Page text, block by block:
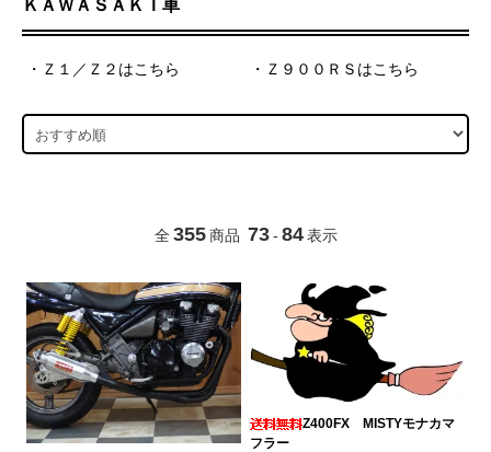
ＫＡＷＡＳＡＫＩ車
・Ｚ１／Ｚ２はこちら ・Ｚ９００ＲＳはこちら
全 355 商品 73 - 84 表示
Z400FX MISTYモナカマ
フラー